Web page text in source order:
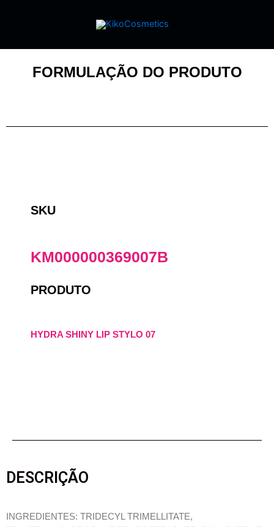
FORMULAÇÃO DO PRODUTO
SKU
KM000000369007B
PRODUTO
HYDRA SHINY LIP STYLO 07
DESCRIÇÃO
INGREDIENTES: TRIDECYL TRIMELLITATE,